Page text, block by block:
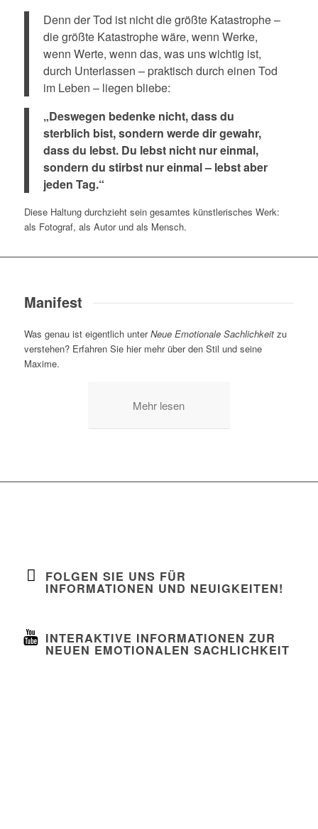
Denn der Tod ist nicht die größte Katastrophe –
die größte Katastrophe wäre, wenn Werke,
wenn Werte, wenn das, was uns wichtig ist,
durch Unterlassen – praktisch durch einen Tod
im Leben – liegen bliebe:
„Deswegen bedenke nicht, dass du
sterblich bist, sondern werde dir gewahr,
dass du lebst. Du lebst nicht nur einmal,
sondern du stirbst nur einmal – lebst aber
jeden Tag.“
Diese Haltung durchzieht sein gesamtes künstlerisches Werk:
als Fotograf, als Autor und als Mensch.
Manifest
Was genau ist eigentlich unterNeue Emotionale Sachlichkeit zu
verstehen? Erfahren Sie hier mehr über den Stil und seine
Maxime.
Mehr lesen
FOLGEN SIE UNS FÜR
INFORMATIONEN UND NEUIGKEITEN!
INTERAKTIVE INFORMATIONEN ZUR
NEUEN EMOTIONALEN SACHLICHKEIT